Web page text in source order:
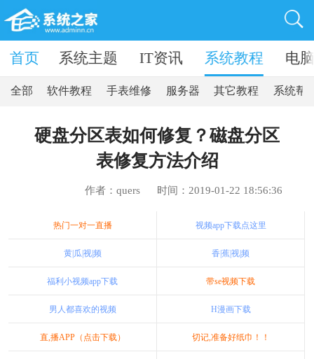
软件 系统主题 IT资讯 系统教程 电
首页
全部 软件教程 手表维修 服务器 其它教程 系统帮
硬盘分区表如何修复？磁盘分区
表修复方法介绍
作者：quers 时间：2019-01-22 18:56:36
热门一对一直播 视频app下载点这里
黄|瓜|视|频 香|蕉|视|频
福利小视频app下载 带se视频下载
男人都喜欢的视频 H漫画下载
直,播APP（点击下载） 切记,准备好纸巾！！